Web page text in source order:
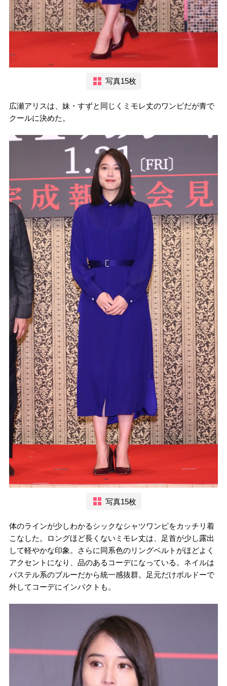
写真15枚
広瀬アリスは、妹・すずと同じくミモレ丈のワンピだが青で
クールに決めた。
写真15枚
体のラインが少しわかるシックなシャツワンピをカッチリ着
こなした。ロングほど長くないミモレ丈は、足首が少し露出
して軽やかな印象。さらに同系色のリングベルトがほどよく
アクセントになり、品のあるコーデになっている。ネイルは
パステル系のブルーだから統一感抜群。足元だけボルドーで
外してコーデにインパクトも。